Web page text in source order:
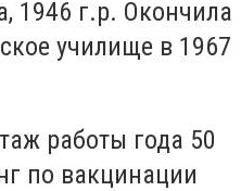
1946 г.р. Окончила
училище в 1967
работы года 50
по вакцинации